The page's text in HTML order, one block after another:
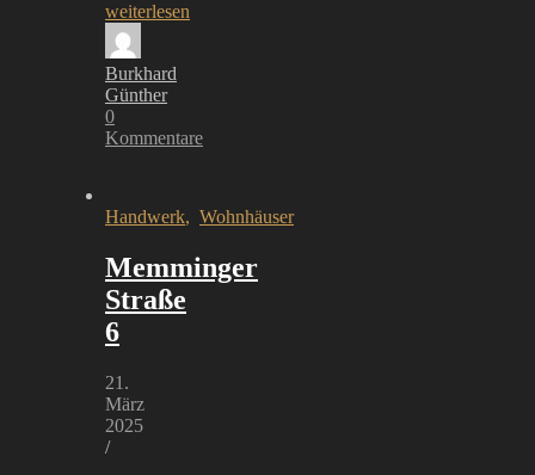
weiterlesen
Burkhard
Günther
0
Kommentare
Handwerk, Wohnhäuser
Memminger
Straße
6
21.
März
2025
/